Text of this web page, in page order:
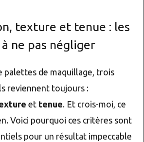
texture et tenue : les
ne pas négliger
palettes de maquillage, trois
reviennent toujours :
et tenue. Et crois-moi, ce
Voici pourquoi ces critères sont
pour un résultat impeccable